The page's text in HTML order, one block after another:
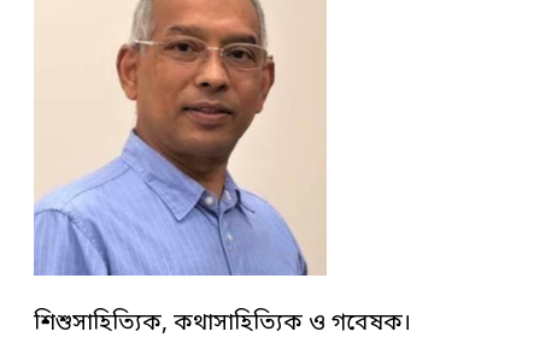
শিশুসাহিত্যিক, কথাসাহিত্যিক ও গবেষক।